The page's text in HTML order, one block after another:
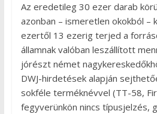
Az eredetileg 30 ezer darab
azonban – ismeretlen okokból –
ezertől 13 ezerig terjed a
államnak valóban leszállított
jórészt német
DWJ-hirdetések alapján
sokféle terméknévvel (TT-58,
fegyverünkön nincs típusjelzés,